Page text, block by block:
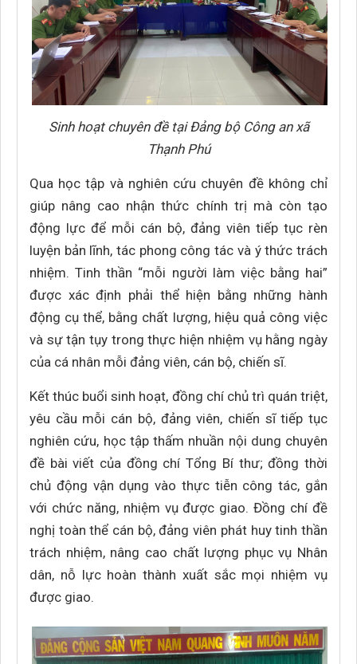
Sinh hoạt chuyên đề tại Đảng bộ Công an xã
Thạnh Phú
Qua học tập và nghiên cứu chuyên đề không chỉ
giúp nâng cao nhận thức chính trị mà còn tạo
động lực để mỗi cán bộ, đảng viên tiếp tục rèn
luyện bản lĩnh, tác phong công tác và ý thức trách
nhiệm. Tinh thần “mỗi người làm việc bằng hai”
được xác định phải thể hiện bằng những hành
động cụ thể, bằng chất lượng, hiệu quả công việc
và sự tận tụy trong thực hiện nhiệm vụ hằng ngày
của cá nhân mỗi đảng viên, cán bộ, chiến sĩ.
Kết thúc buổi sinh hoạt, đồng chí chủ trì quán triệt,
yêu cầu mỗi cán bộ, đảng viên, chiến sĩ tiếp tục
nghiên cứu, học tập thấm nhuần nội dung chuyên
đề bài viết của đồng chí Tổng Bí thư; đồng thời
chủ động vận dụng vào thực tiễn công tác, gắn
với chức năng, nhiệm vụ được giao. Đồng chí đề
nghị toàn thể cán bộ, đảng viên phát huy tinh thần
trách nhiệm, nâng cao chất lượng phục vụ Nhân
dân, nỗ lực hoàn thành xuất sắc mọi nhiệm vụ
được giao.